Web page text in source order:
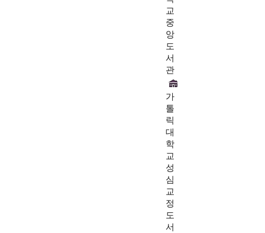
교
중
앙
도
서
관
가
톨
릭
대
학
교
성
심
교
정
도
서